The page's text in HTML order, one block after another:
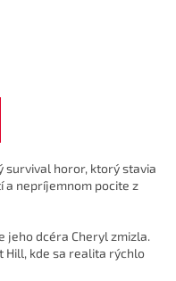
survival horor, ktorý stavia
a nepríjemnom pocite z
jeho dcéra Cheryl zmizla.
Hill, kde sa realita rýchlo